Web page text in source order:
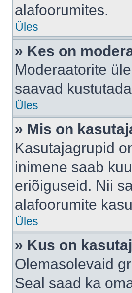
alafoorumites.
Üles
» Kes on
Moderaatorite
saavad
Üles
» Mis on
Kasutajagrupid
inimene saab
eriõiguseid. Nii
alafoorumite
Üles
» Kus on
Olemasolevaid
Seal saad ka